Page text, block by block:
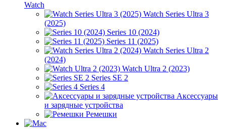
Watch
Watch Series Ultra 3
(2025)
Series 10 (2024)
Series 11 (2025)
Watch Series Ultra 2
(2024)
Watch Ultra 2 (2023)
Series SE 2
Series 4
Аксессуары
и зарядные устройства
Ремешки